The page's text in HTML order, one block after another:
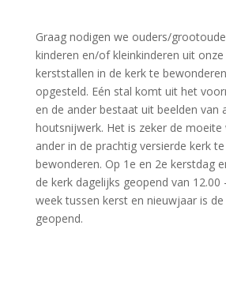
Graag nodigen we ouders/
kinderen en/of kleinkinderen uit
kerststallen in de kerk te
opgesteld. Eén stal komt uit het
en de ander bestaat uit beelden van
houtsnijwerk. Het is zeker de
ander in de prachtig versierde kerk
bewonderen. Op 1e en 2e kerstdag
de kerk dagelijks geopend van 12.00
week tussen kerst en nieuwjaar is
geopend.